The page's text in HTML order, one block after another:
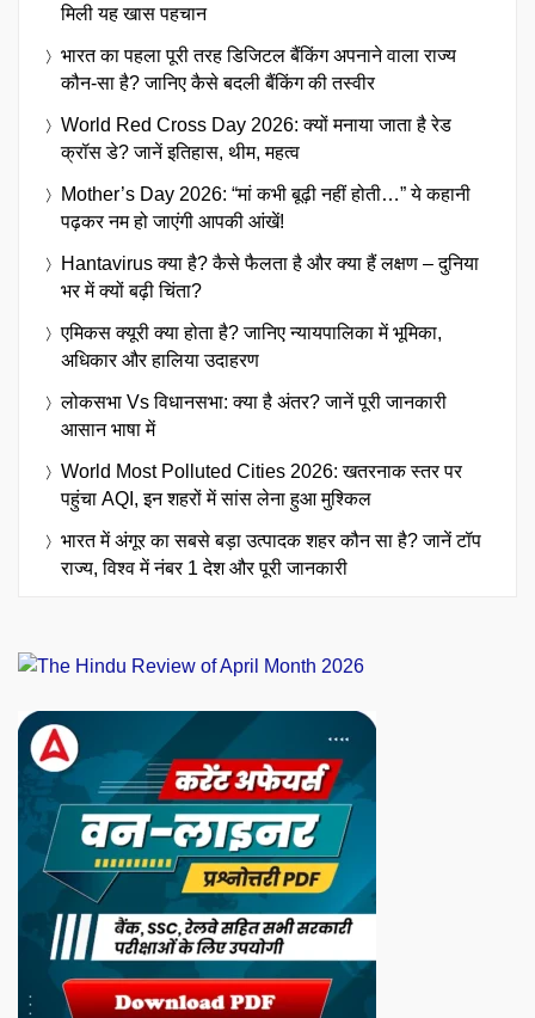
मिली यह खास पहचान
भारत का पहला पूरी तरह डिजिटल बैंकिंग अपनाने वाला राज्य
कौन-सा है? जानिए कैसे बदली बैंकिंग की तस्वीर
World Red Cross Day 2026: क्यों मनाया जाता है रेड
क्रॉस डे? जानें इतिहास, थीम, महत्व
Mother’s Day 2026: “मां कभी बूढ़ी नहीं होती…” ये कहानी
पढ़कर नम हो जाएंगी आपकी आंखें!
Hantavirus क्या है? कैसे फैलता है और क्या हैं लक्षण – दुनिया
भर में क्यों बढ़ी चिंता?
एमिकस क्यूरी क्या होता है? जानिए न्यायपालिका में भूमिका,
अधिकार और हालिया उदाहरण
लोकसभा Vs विधानसभा: क्या है अंतर? जानें पूरी जानकारी
आसान भाषा में
World Most Polluted Cities 2026: खतरनाक स्तर पर
पहुंचा AQI, इन शहरों में सांस लेना हुआ मुश्किल
भारत में अंगूर का सबसे बड़ा उत्पादक शहर कौन सा है? जानें टॉप
राज्य, विश्व में नंबर 1 देश और पूरी जानकारी